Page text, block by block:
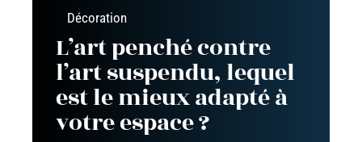
Décoration
L’art penché contre
l’art suspendu, lequel
est le mieux adapté à
votre espace ?